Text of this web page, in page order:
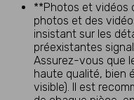
**Photos et vidéos
photos et des
insistant sur les
préexistantes
Assurez-vous que
haute qualité, bien
visible). Il est